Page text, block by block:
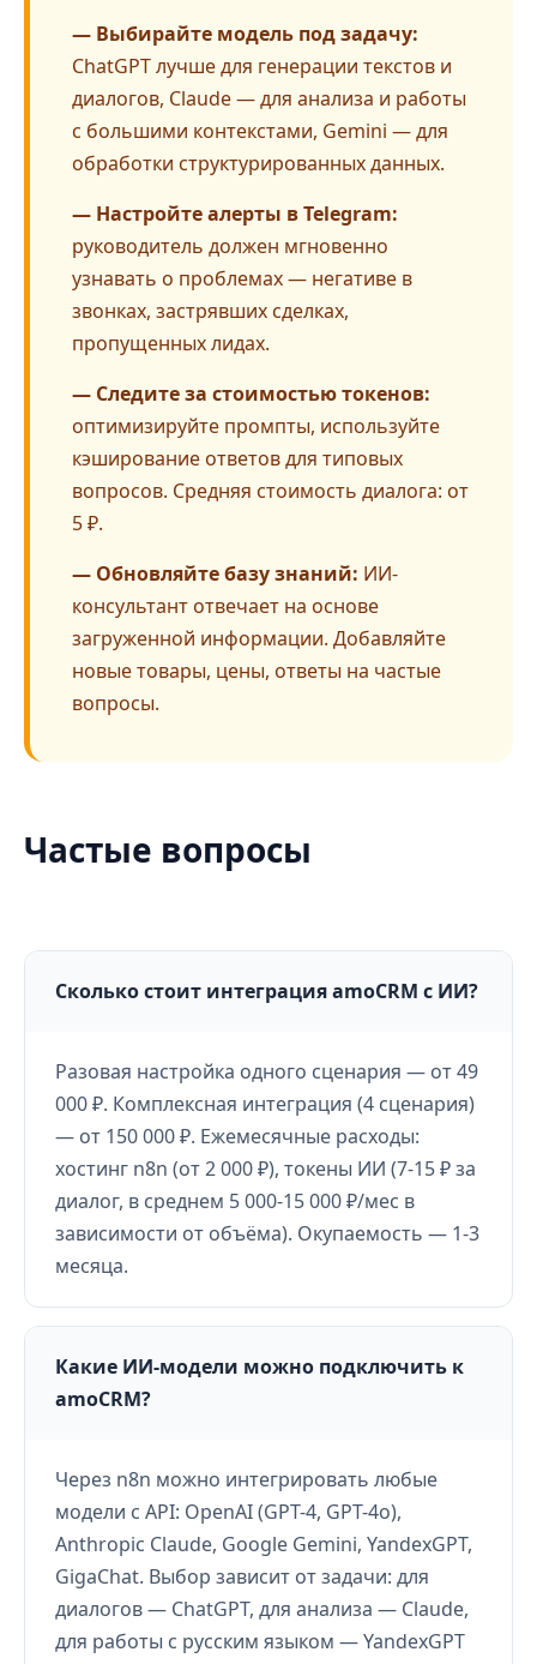
— Выбирайте модель под задачу:
ChatGPT лучше для генерации текстов и
диалогов, Claude — для анализа и работы
с большими контекстами, Gemini — для
обработки структурированных данных.
— Настройте алерты в Telegram:
руководитель должен мгновенно
узнавать о проблемах — негативе в
звонках, застрявших сделках,
пропущенных лидах.
— Следите за стоимостью токенов:
оптимизируйте промпты, используйте
кэширование ответов для типовых
вопросов. Средняя стоимость диалога: от
5 ₽.
— Обновляйте базу знаний: ИИ-
консультант отвечает на основе
загруженной информации. Добавляйте
новые товары, цены, ответы на частые
вопросы.
Частые вопросы
Сколько стоит интеграция amoCRM с ИИ?
Разовая настройка одного сценария — от 49
000 ₽. Комплексная интеграция (4 сценария)
— от 150 000 ₽. Ежемесячные расходы:
хостинг n8n (от 2 000 ₽), токены ИИ (7-15 ₽ за
диалог, в среднем 5 000-15 000 ₽/мес в
зависимости от объёма). Окупаемость — 1-3
месяца.
Какие ИИ-модели можно подключить к
amoCRM?
Через n8n можно интегрировать любые
модели с API: OpenAI (GPT-4, GPT-4o),
Anthropic Claude, Google Gemini, YandexGPT,
GigaChat. Выбор зависит от задачи: для
диалогов — ChatGPT, для анализа — Claude,
для работы с русским языком — YandexGPT